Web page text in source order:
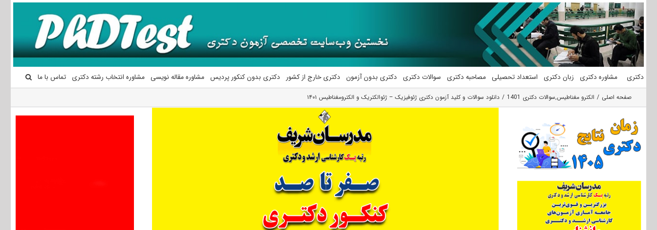
محتوا
دکتری مشاوره دکتری زبان دکتری استعداد تحصیلی مصاحبه دکتری سوالات دکتری دکتری بدون آزمون دکتری خارج از کشور دکتری بدون کنکور پردیس مشاوره مقاله نویسی مشاوره انتخاب رشته دکتری تماس با ما
صفحه اصلی الکترو مغناطیس,سوالات دکتری 1401 دانلود سوالات و کلید آزمون دکتری ژئوفیزیک – ژئوالکتریک و الکترومغناطیس ۱۴۰۱